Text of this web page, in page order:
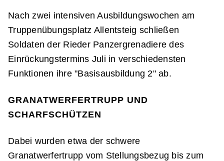
Nach zwei intensiven Ausbildungswochen am
Truppenübungsplatz Allentsteig schließen
Soldaten der Rieder Panzergrenadiere des
Einrückungstermins Juli in verschiedensten
Funktionen ihre "Basisausbildung 2" ab.
GRANATWERFERTRUPP UND
SCHARFSCHÜTZEN
Dabei wurden etwa der schwere
Granatwerfertrupp vom Stellungsbezug bis zum